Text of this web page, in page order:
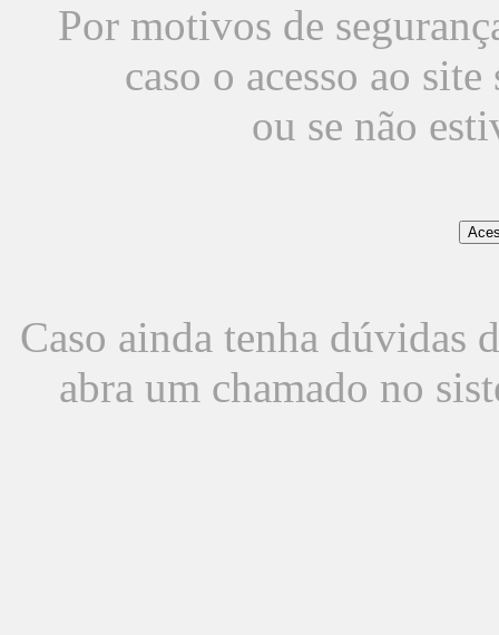
Por motivos de
caso o acesso ao
ou se não
Caso ainda tenha dúvidas
abra um chamado no